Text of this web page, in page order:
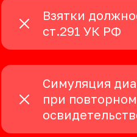
Взятки
ст.291 УК РФ
Симуляция
при повторном